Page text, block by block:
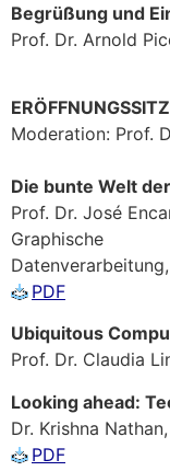
Begrüßung und
Prof. Dr. Arnold
Moderation: Prof.
Die bunte Welt
Prof. Dr. José
Graphische
PDF
Ubiquitous
Prof. Dr. Claudia
Looking ahead:
Dr. Krishna
PDF